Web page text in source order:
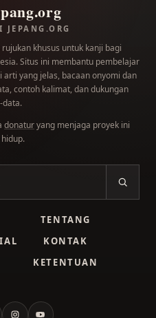
khusus untuk kanji bagi
Situs ini membantu pembelajar
yang jelas, bacaan onyomi dan
contoh kalimat, dan dukungan
data.
donaturyang menjaga proyek ini
TENTANG
KONTAK
KETENTUAN